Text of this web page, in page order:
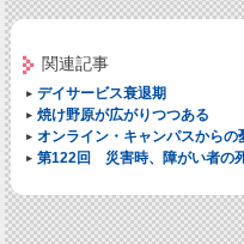
関連記事
デイサービス衰退期
焼け野原が広がりつつある
オンライン・キャンパスからの
第122回 災害時、障がい者の